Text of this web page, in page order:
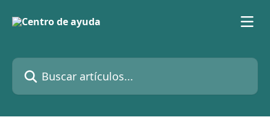
Buscar artículos...